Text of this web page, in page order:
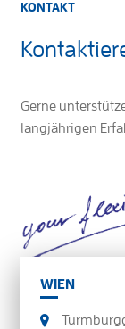
KONTAKT
Gerne
langjährigen
WIEN